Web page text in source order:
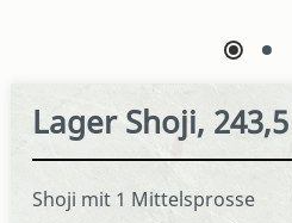
Lager Shoji,
Shoji mit 1 Mittelsprosse